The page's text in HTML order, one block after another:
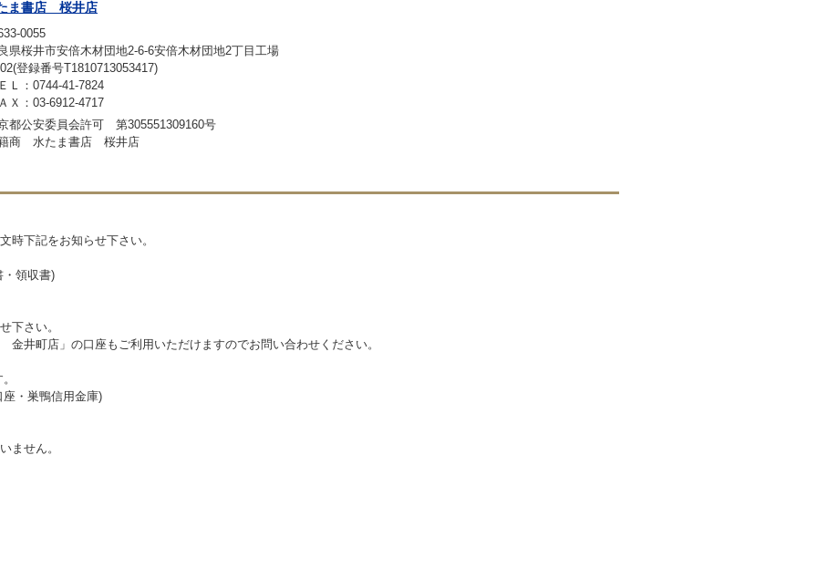
ま書店 桜井店
0055
県桜井市安倍木材団地2-6-6安倍木材団地2丁目工場
登録番号T1810713053417)
Ｌ：0744-41-7824
Ｘ：03-6912-4717
都公安委員会許可 第305551309160号
商 水たま書店 桜井店
時下記をお知らせ下さい。
領収書)
さい。
井町店」の口座もご利用いただけますのでお問い合わせください。
・巣鴨信用金庫)
ません。